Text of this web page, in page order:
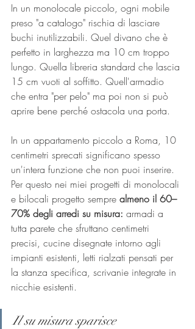
In un monolocale piccolo, ogni mobile
preso "a catalogo" rischia di lasciare
buchi inutilizzabili. Quel divano che è
perfetto in larghezza ma 10 cm troppo
lungo. Quella libreria standard che lascia
15 cm vuoti al soffitto. Quell'armadio
che entra "per pelo" ma poi non si può
aprire bene perché ostacola una porta.
In un appartamento piccolo a Roma, 10
centimetri sprecati significano spesso
un'intera funzione che non puoi inserire.
Per questo nei miei progetti di monolocali
e bilocali progetto sempre almeno il 60–
70% degli arredi su misura: armadi a
tutta parete che sfruttano centimetri
precisi, cucine disegnate intorno agli
impianti esistenti, letti rialzati pensati per
la stanza specifica, scrivanie integrate in
nicchie esistenti.
Il su misura sparisce